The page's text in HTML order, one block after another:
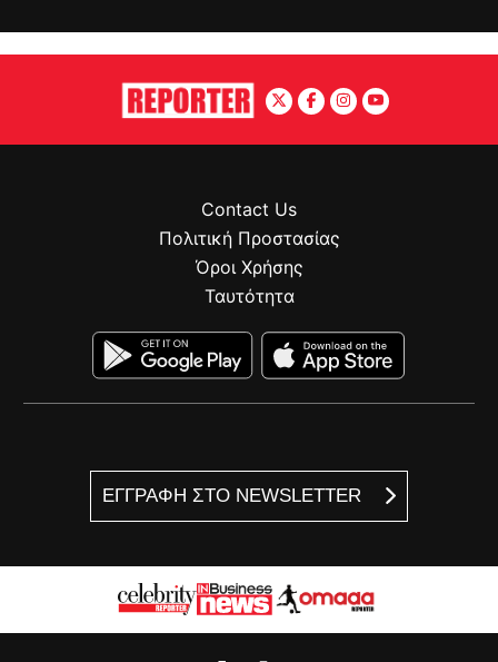
ΕΓΓΡΑΦΗ ΣΤΟ NEWSLETTER
Contact Us
Πολιτική Προστασίας
Όροι Χρήσης
Ταυτότητα